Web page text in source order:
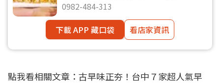
0982-484-313
下載 APP 藏口袋
看店家資訊
點我看相關文章： 古早味正夯！台中７家超人氣早